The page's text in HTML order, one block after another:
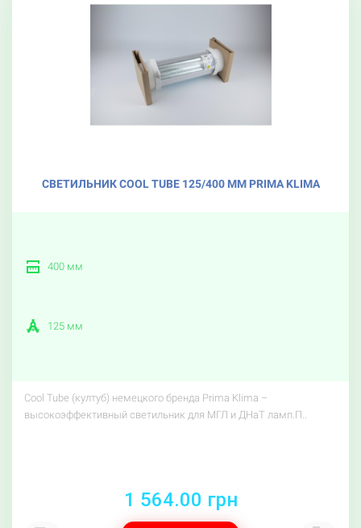
СВЕТИЛЬНИК COOL TUBE 125/400 ММ PRIMA KLIMA
400 мм
125 мм
Cool Tube (култуб) немецкого бренда Prima Klima –
высокоэффективный светильник для МГЛ и ДНаТ ламп.П..
1 564.00 грн